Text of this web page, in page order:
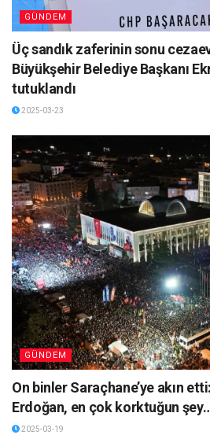
GÜNDEM
Üç sandık zaferinin sonu
Büyükşehir Belediye Başkanı
tutuklandı
2025-03-23
GÜNDEM
On binler Saraçhane’ye akın
Erdoğan, en çok korktuğun
2025-03-19